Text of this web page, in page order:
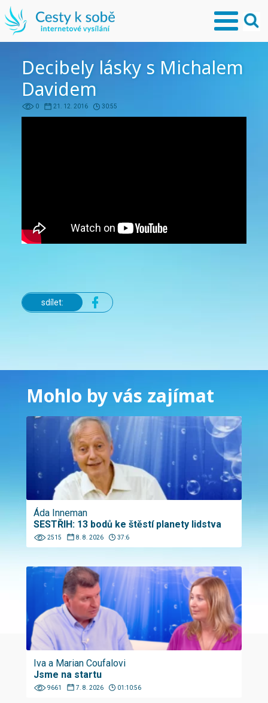
Decibely lásky s Michalem
Davidem
0 21. 12. 2016 30:55
sdílet:
Mohlo by vás zajímat
Áda Inneman
SESTŘIH: 13 bodů ke štěstí planety lidstva
2515 8. 8. 2026 37:6
Iva a Marian Coufalovi
Jsme na startu
9661 7. 8. 2026 01:10:56